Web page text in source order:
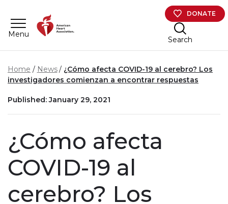
Menu
DONATE
Search
Home News
¿Cómo afecta COVID-19 al cerebro? Los
investigadores comienzan a encontrar respuestas
Published: January 29, 2021
¿Cómo afecta
COVID-19 al
cerebro? Los